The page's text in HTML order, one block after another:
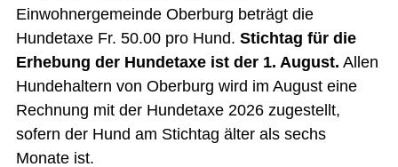
Einwohnergemeinde Oberburg beträgt die
Hundetaxe Fr. 50.00 pro Hund. Stichtag für die
Erhebung der Hundetaxe ist der 1. August. Allen
Hundehaltern von Oberburg wird im August eine
Rechnung mit der Hundetaxe 2026 zugestellt,
sofern der Hund am Stichtag älter als sechs
Monate ist.